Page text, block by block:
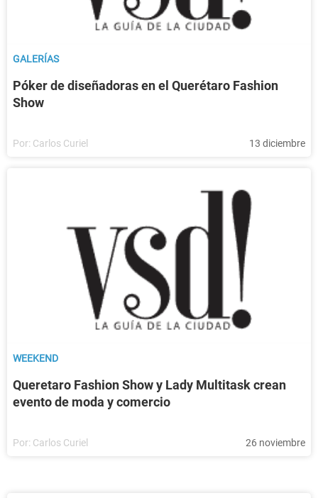
GALERÍAS
Póker de diseñadoras en el Querétaro Fashion
Show
Por: Carlos Curiel 13 diciembre
WEEKEND
Queretaro Fashion Show y Lady Multitask crean
evento de moda y comercio
Por: Carlos Curiel 26 noviembre